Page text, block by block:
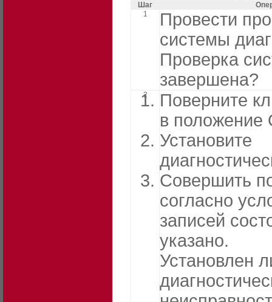
Шаг
1
Провести
системы
Проверка
завершена?
2
Поверните
в положение
Установите
Совершить
согласно
записей
указано.
Установлен